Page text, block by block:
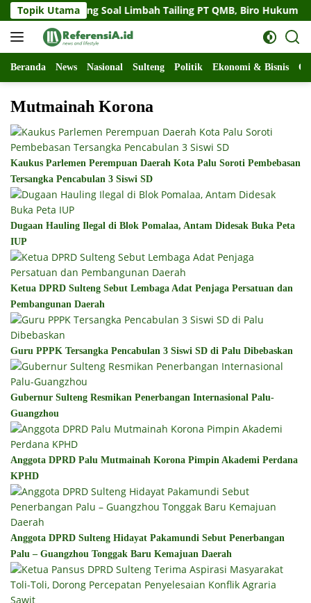
Langsung
ke
konten
Topik Utama
Sulteng Soal Limbah Tailing PT QMB, Biro Hukum Sebut
Beranda News Nasional Sulteng Politik Ekonomi & Bisnis
Mutmainah Korona
Kaukus Parlemen Perempuan Daerah Kota Palu Soroti Pembebasan
Tersangka Pencabulan 3 Siswi SD
Dugaan Hauling Ilegal di Blok Pomalaa, Antam Didesak Buka Peta
IUP
Ketua DPRD Sulteng Sebut Lembaga Adat Penjaga Persatuan dan
Pembangunan Daerah
Guru PPPK Tersangka Pencabulan 3 Siswi SD di Palu Dibebaskan
Gubernur Sulteng Resmikan Penerbangan Internasional Palu-
Guangzhou
Anggota DPRD Palu Mutmainah Korona Pimpin Akademi Perdana
KPHD
Anggota DPRD Sulteng Hidayat Pakamundi Sebut Penerbangan
Palu – Guangzhou Tonggak Baru Kemajuan Daerah